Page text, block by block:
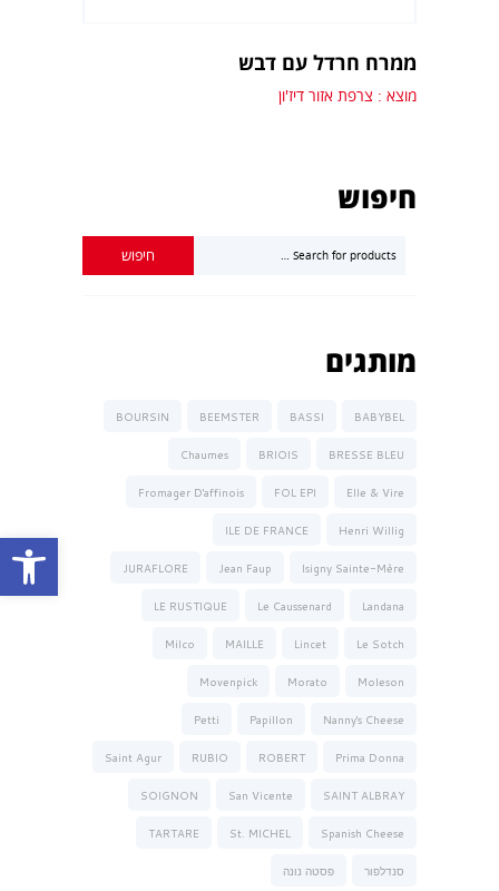
פתח סרגל נגישות
ממרח חרדל עם דבש
מוצא : צרפת אזור דיז'ון
חיפוש
מותגים
BABYBEL
BASSI
BEEMSTER
BOURSIN
BRESSE BLEU
BRIOIS
Chaumes
Elle & Vire
FOL EPI
Fromager D'affinois
Henri Willig
ILE DE FRANCE
Isigny Sainte-Mère
Jean Faup
JURAFLORE
Landana
Le Caussenard
LE RUSTIQUE
Le Sotch
Lincet
MAILLE
Milco
Moleson
Morato
Movenpick
Nanny's Cheese
Papillon
Petti
Prima Donna
ROBERT
RUBIO
Saint Agur
SAINT ALBRAY
San Vicente
SOIGNON
Spanish Cheese
St. MICHEL
TARTARE
סנדלפור פסטה נונה